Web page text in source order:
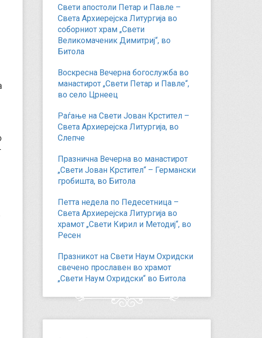
Свети апостоли Петар и Павле –
Света Архиерејска Литургија во
соборниот храм „Свети
Великомаченик Димитриј“, во
Битола
Воскресна Вечерна богослужба во
манастирот „Свети Петар и Павле“,
во село Црнеец
Раѓање на Свети Јован Крстител –
Света Архиерејска Литургија, во
Слепче
Празнична Вечерна во манастирот
„Свети Јован Крстител“ – Германски
гробишта, во Битола
Петта недела по Педесетница –
Света Архиерејска Литургија во
храмот „Свети Кирил и Методиј“, во
Ресен
Празникот на Свети Наум Охридски
свечено прославен во храмот
„Свети Наум Охридски“ во Битола